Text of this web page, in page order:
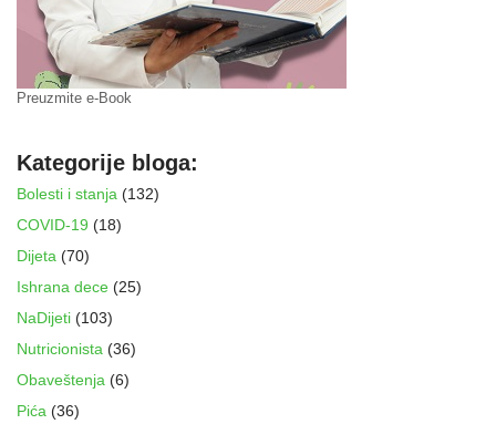
Preuzmite e-Book
Kategorije bloga:
Bolesti i stanja (132)
COVID-19 (18)
Dijeta (70)
Ishrana dece (25)
NaDijeti (103)
Nutricionista (36)
Obaveštenja (6)
Pića (36)